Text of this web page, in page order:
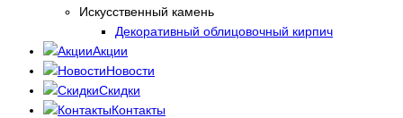
Искусственный камень
Декоративный облицовочный кирпич
Акции
Новости
Скидки
Контакты